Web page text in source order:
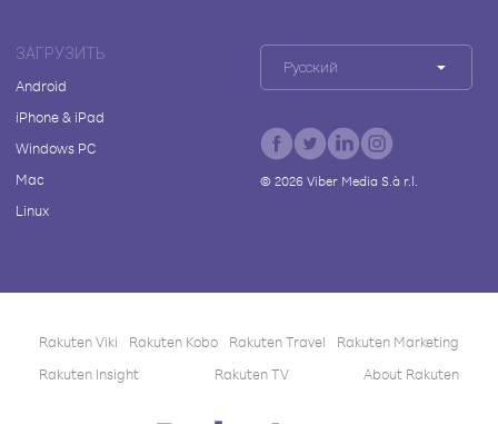
ЗАГРУЗИТЬ
Android
iPhone & iPad
Windows PC
Mac
Linux
Русский
© 2026Viber Media S.à r.l.
Rakuten Viki Rakuten Kobo Rakuten Travel
Rakuten Marketing
Rakuten Insight
Rakuten TV About Rakuten